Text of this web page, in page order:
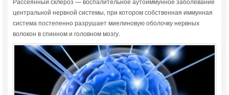
центральной нервной системы, при котором собственная иммунная
система постепенно разрушает миелиновую оболочку нервных
волокон в спинном и головном мозгу.